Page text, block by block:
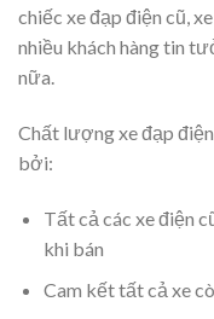
chiếc xe đạp điện cũ,
nhiều khách hàng tin
nữa.
Chất lượng xe đạp
bởi:
Tất cả các xe điện
khi bán
Cam kết tất cả xe